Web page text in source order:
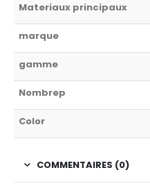
Materiaux principaux
marque
gamme
Nombrep
Color
COMMENTAIRES (0)